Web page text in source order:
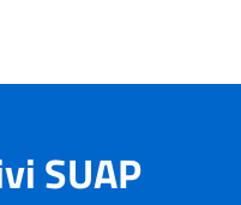
SUAP